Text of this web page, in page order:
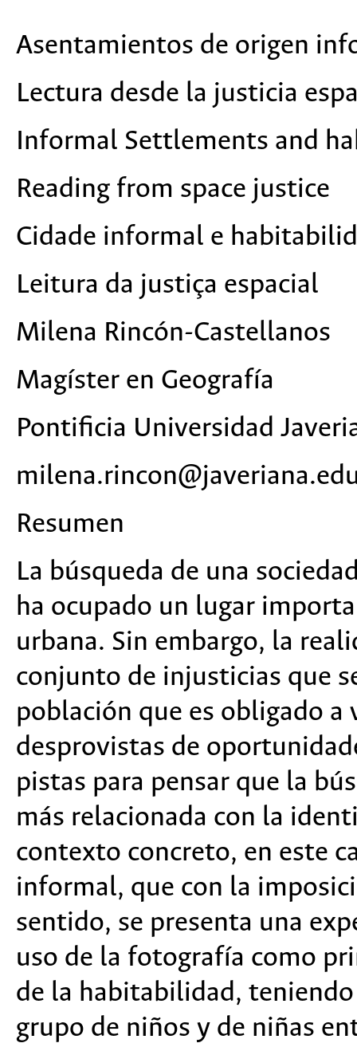
Asentamientos de origen
Lectura desde la justicia
Informal Settlements and
Reading from space justice
Cidade informal e
Leitura da justiça espacial
Milena Rincón-Castellanos
Magíster en Geografía
Pontificia Universidad
Resumen
La búsqueda de una
ha ocupado un lugar
urbana. Sin embargo, la
conjunto de injusticias que
población que es obligado a
desprovistas de
pistas para pensar que la
más relacionada con la
contexto concreto, en este
informal, que con la
sentido, se presenta una
uso de la fotografía como
de la habitabilidad,
grupo de niños y de niñas